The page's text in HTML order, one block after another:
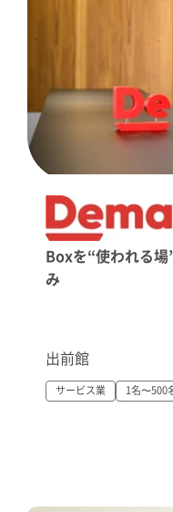
Boxを“使われる
み
出前館
サービス業 1名〜500